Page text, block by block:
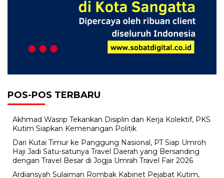
POS-POS TERBARU
Akhmad Wasrip Tekankan Disiplin dan Kerja Kolektif, PKS
Kutim Siapkan Kemenangan Politik
Dari Kutai Timur ke Panggung Nasional, PT Siap Umroh
Haji Jadi Satu-satunya Travel Daerah yang Bersanding
dengan Travel Besar di Jogja Umrah Travel Fair 2026
Ardiansyah Sulaiman Rombak Kabinet Pejabat Kutim,